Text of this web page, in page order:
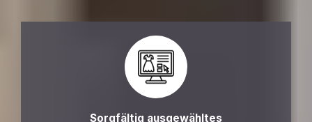
Sorgfältig ausgewähltes